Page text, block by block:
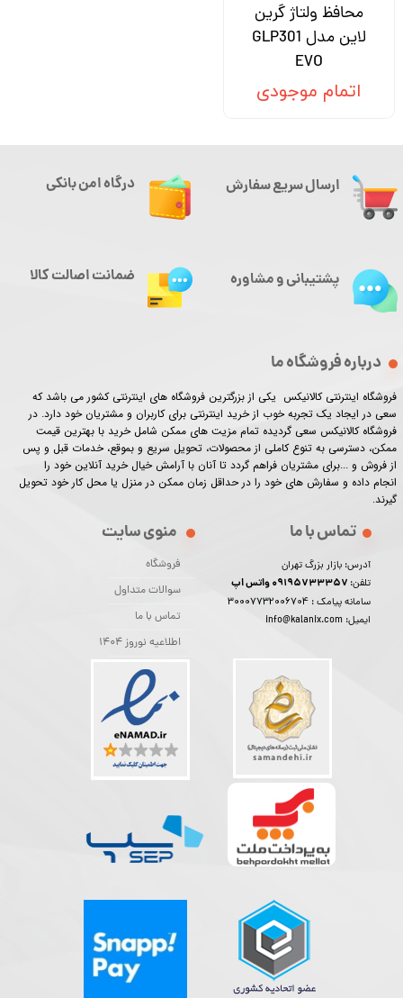
محافظ ولتاژ گرین
لاین مدل GLP301
EVO
اتمام موجودی
ارسال سریع سفارش
درباره فروشگاه ما
فروشگاه اینترنتی کالانیکس یکی از بزرگترین فروشگاه های اینترنتی کشور می باشد که
سعی در ایجاد یک تجربه خوب از خرید اینترنتی برای کاربران و مشتریان خود دارد. در
فروشگاه کالانیکس سعی گردیده تمام مزیت های ممکن شامل خرید با بهترین قیمت
ممکن، دسترسی به تنوع کاملی از محصولات، تحویل سریع و بموقع، خدمات قبل و پس
از فروش و ...برای مشتریان فراهم گردد تا آنان با آرامش خیال خرید آنلاین خود را
انجام داده و سفارش های خود را در حداقل زمان ممکن در منزل یا محل کار خود تحویل
گیرند.​​​​​​​
منوی سایت
فروشگاه
سوالات متداول
تماس با ما
اطلاعیه نوروز 1404
تماس با ما
آدرس: بازار بزرگ تهران
تلفن:
سامانه پیامک : 30007732006704
ایمیل: info@kalanix.com
درگاه امن بانکی
پشتیبانی و مشاوره ضمانت اصالت کالا